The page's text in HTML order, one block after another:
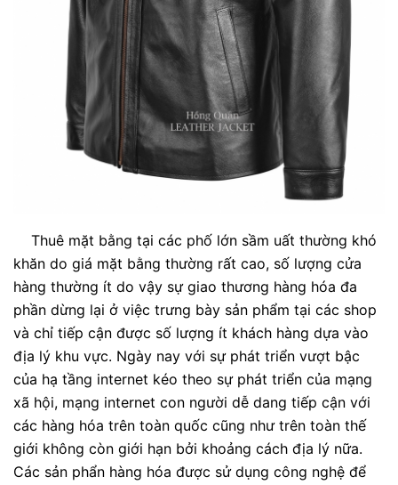
Thuê mặt bằng tại các phố lớn sầm uất thường khó
khăn do giá mặt bằng thường rất cao, số lượng cửa
hàng thường ít do vậy sự giao thương hàng hóa đa
phần dừng lại ở việc trưng bày sản phẩm tại các shop
và chỉ tiếp cận được số lượng ít khách hàng dựa vào
địa lý khu vực. Ngày nay với sự phát triển vượt bậc
của hạ tầng internet kéo theo sự phát triển của mạng
xã hội, mạng internet con người dễ dang tiếp cận với
các hàng hóa trên toàn quốc cũng như trên toàn thế
giới không còn giới hạn bởi khoảng cách địa lý nữa.
Các sản phẩn hàng hóa được sử dụng công nghệ để